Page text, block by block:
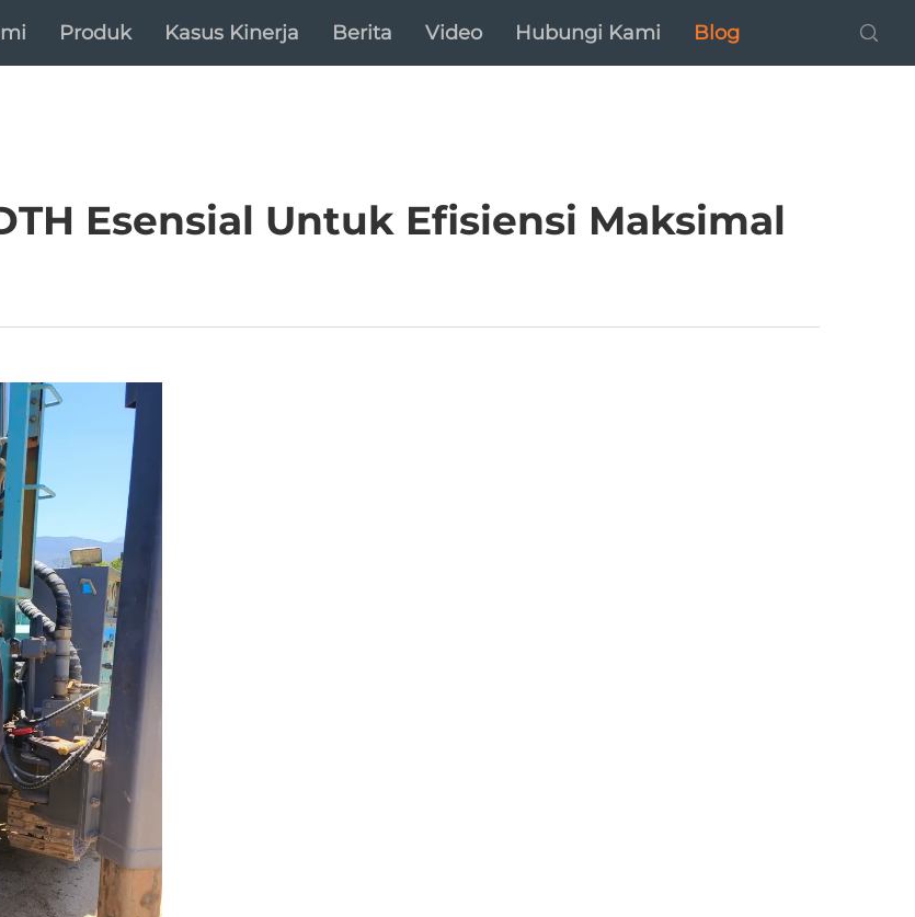
Produk Kasus Kinerja Berita Video Hubungi Kami Blog
Esensial Untuk Efisiensi Maksimal